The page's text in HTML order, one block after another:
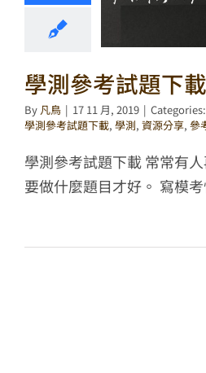
學測參考試題下載
By 凡鳥 | 17 11 月, 2019 | Categories:
學測參考試題下載, 學測, 資源分享, 參
學測參考試題下載 常常有
要做什麼題目才好。 寫模